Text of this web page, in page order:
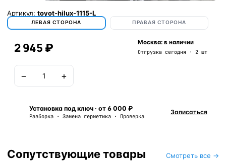
Артикул: toyot-hilux-1115-L
ЛЕВАЯ СТОРОНА ПРАВАЯ СТОРОНА
2 945 ₽ Москва: в наличии
Отгрузка сегодня · 2 шт
− +
Установка под ключ · от 6 000 ₽
Разборка · Замена герметика · Проверка
Записаться
Сопутствующие товары Смотреть все →